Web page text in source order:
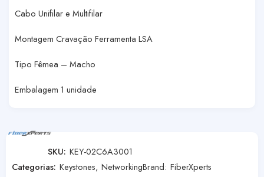
Cabo Unifilar e Multifilar
Montagem Cravação Ferramenta LSA
Tipo Fêmea – Macho
Embalagem 1 unidade
SKU: KEY-02C6A3001
Categorias: Keystones, NetworkingBrand: FiberXperts